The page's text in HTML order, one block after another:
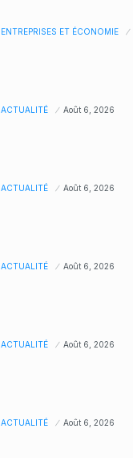
ENTREPRISES ET ÉCONOMIE
ACTUALITÉ Août 6, 2026
ACTUALITÉ Août 6, 2026
ACTUALITÉ Août 6, 2026
ACTUALITÉ Août 6, 2026
ACTUALITÉ Août 6, 2026